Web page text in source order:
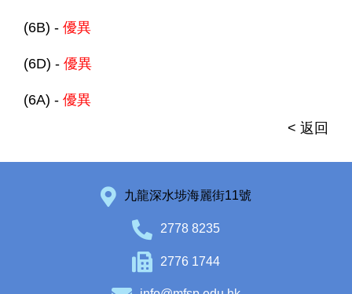
(6B) - 優異
(6D) - 優異
(6A) - 優異
< 返回
九龍深水埗海麗街11號
2778 8235
2776 1744